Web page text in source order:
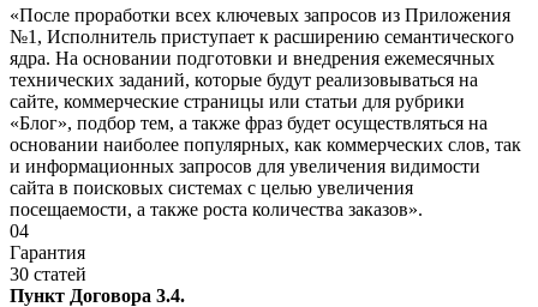
«После проработки всех ключевых запросов из Приложения
№1, Исполнитель приступает к расширению семантического
ядра. На основании подготовки и внедрения ежемесячных
технических заданий, которые будут реализовываться на
сайте, коммерческие страницы или статьи для рубрики
«Блог», подбор тем, а также фраз будет осуществляться на
основании наиболее популярных, как коммерческих слов, так
и информационных запросов для увеличения видимости
сайта в поисковых системах с целью увеличения
посещаемости, а также роста количества заказов».
04
Гарантия
30 статей
Пункт Договора 3.4.